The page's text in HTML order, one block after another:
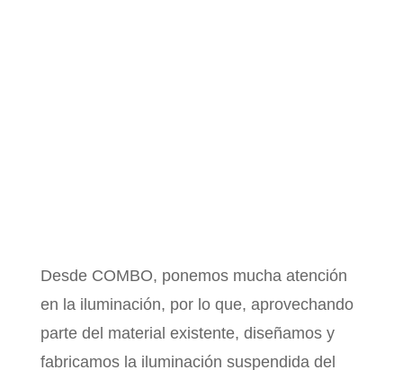
Desde COMBO, ponemos mucha atención
en la iluminación, por lo que, aprovechando
parte del material existente, diseñamos y
fabricamos la iluminación suspendida del